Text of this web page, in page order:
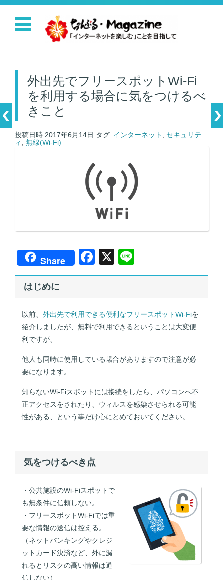
コンテンツに移動
外出先でフリースポットWi-Fi
を利用する場合に気をつけるべ
きこと
投稿日時:2017年6月14日 タグ: インターネット
セキュリテ
ィ
無線(Wi-Fi)
Share
F
a
e
b
o
o
k
X
n
はじめに
以前、 外出先で利用できる便利なフリースポットWi-Fiを
紹介しましたが、無料で利用できるということは大変便
利ですが、
他人も同時に使用している場合がありますので注意が必
要になります。
知らないWi-Fiスポットには接続をしたら、パソコンへ不
正アクセスをされたり、ウィルスを感染させられる可能
性がある、という事だけ心にとめておいてください。
気をつけるべき点
・公共施設のWi-Fiスポットで
も無条件に信頼しない。
・フリースポットWi-Fiでは重
要な情報の送信は控える。
（ネットバンキングやクレジ
ットカード決済など、外に漏
れるとリスクの高い情報は通
信しない）